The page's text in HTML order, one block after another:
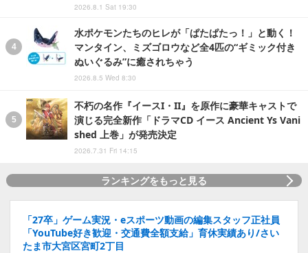
2026.8.1 Sat 19:30
水ポケモンたちのヒレが「ぱたぱたっ！」と動く！
マンタイン、ミズゴロウなど全4匹の“ギミック付き
ぬいぐるみ”に癒されちゃう
2026.8.5 Wed 8:30
不朽の名作『イースI・II』を原作に豪華キャストで
演じる完全新作「ドラマCD イース Ancient Ys Vani
shed 上巻」が発売決定
2026.7.31 Fri 14:15
ランキングをもっと見る
「27卒」ゲーム実況・eスポーツ動画の編集スタッフ正社員
「YouTube好き歓迎・交通費全額支給」育休実績あり/さい
たま市大宮区宮町2丁目